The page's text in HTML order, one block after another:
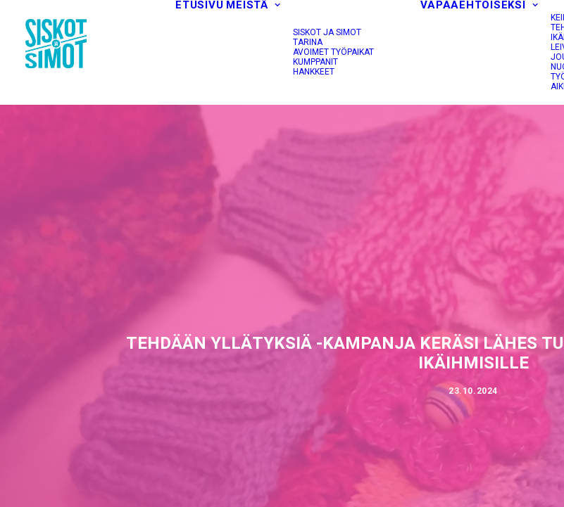
ETUSIVU MEISTÄ
SISKOT JA SIMOT
TARINA
AVOIMET TYÖPAIKAT
KUMPPANIT
HANKKEET
VAPAAEHTOISEKSI
TEHDÄÄN YLLÄTYKSIÄ -KAMPANJA KERÄSI LÄHES
IKÄIHMISILLE
23.10.2024